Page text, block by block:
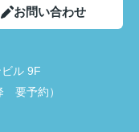
お問い合わせ
ル 9F
要予約）